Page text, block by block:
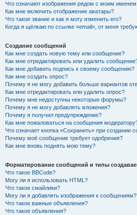
Что означают изображения рядом с моим именем
Как мне включить отображение аватары?
Что такое звание и как я могу изменить его?
Когда я щёлкаю по ссылке «email», от меня
Создание сообщений
Как мне создать новую тему или сообщение?
Как мне отредактировать или удалить
Как мне добавить подпись к своему сообщению?
Как мне создать опрос?
Почему я не могу добавить больше вариантов
Как мне отредактировать или удалить опрос?
Почему мне недоступны некоторые форумы?
Почему я не могу добавлять вложения?
Почему я получил предупреждение?
Как мне пожаловаться на сообщения
Что означает кнопка «Сохранить» при создании
Почему моё сообщение требует одобрения?
Как мне вновь поднять мою тему?
Форматирование сообщений и типы
Что такое BBCode?
Могу ли я использовать HTML?
Что такое смайлики?
Могу ли я добавлять изображения к сообщениям?
Что такое важные объявления?
Что такое объявления?